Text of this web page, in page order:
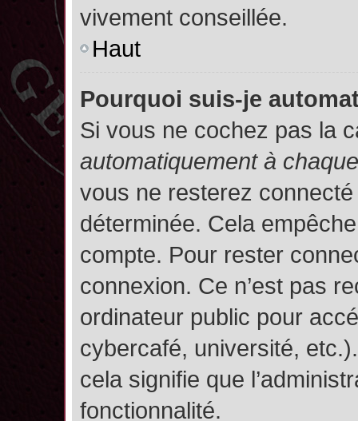
vivement conseillée.
Haut
Pourquoi suis-je
Si vous ne cochez pas la
automatiquement à
vous ne resterez
déterminée. Cela
compte. Pour rester
connexion. Ce n’est pas
ordinateur public pour
cybercafé, université,
cela signifie que
fonctionnalité.